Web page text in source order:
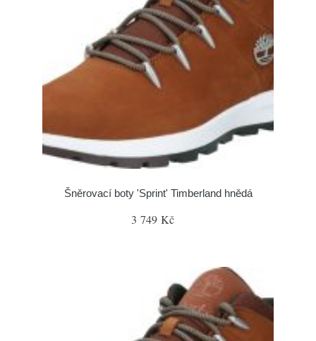
Šněrovací boty 'Sprint' Timberland hnědá
3 749 Kč